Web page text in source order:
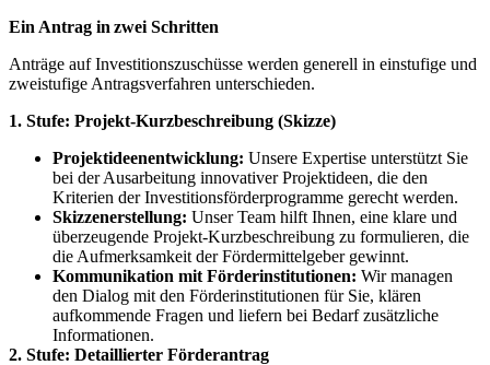
Ein Antrag in zwei Schritten
Anträge auf Investitionszuschüsse werden generell in einstufige und
zweistufige Antragsverfahren unterschieden.
1. Stufe: Projekt-Kurzbeschreibung (Skizze)
Projektideenentwicklung: Unsere Expertise unterstützt Sie
bei der Ausarbeitung innovativer Projektideen, die den
Kriterien der Investitionsförderprogramme gerecht werden.
Skizzenerstellung: Unser Team hilft Ihnen, eine klare und
überzeugende Projekt-Kurzbeschreibung zu formulieren, die
die Aufmerksamkeit der Fördermittelgeber gewinnt.
Kommunikation mit Förderinstitutionen: Wir managen
den Dialog mit den Förderinstitutionen für Sie, klären
aufkommende Fragen und liefern bei Bedarf zusätzliche
Informationen.
2. Stufe: Detaillierter Förderantrag